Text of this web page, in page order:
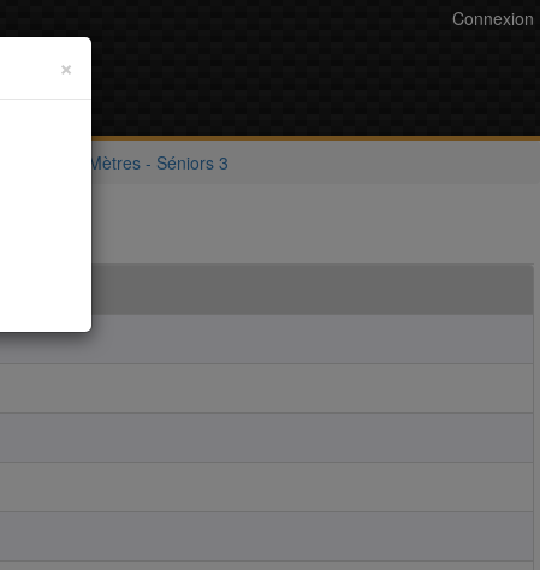
Connexion
Pistolet 10 Mètres - Séniors 3
×